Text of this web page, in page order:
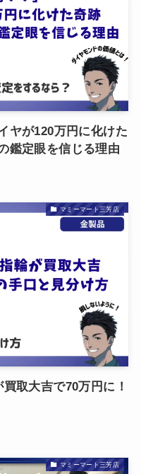
ヤが120万円に化けた
鑑定眼を信じる理由
マミーマート三芳店
取大吉で70万円に！
マミーマート三芳店